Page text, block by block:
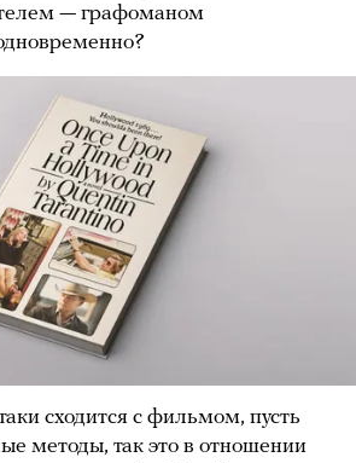
— графоманом
сходится с фильмом, пусть
методы, так это в отношении